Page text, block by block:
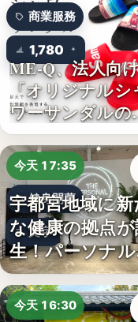
商業服務
1,780
ME-Q、法人向
「オリジナルシ
ワーサンダルの
OEM制…
今天 17:35
健身開幕
文字
宇都宮地域に新
な健康の拠点
生！パーソナ
ム「…
今天 16:30